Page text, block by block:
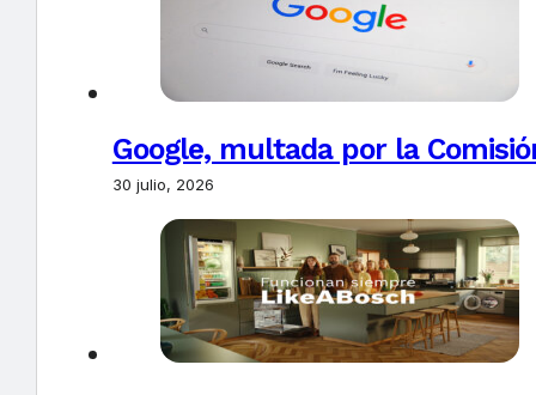
Google, multada por la
30 julio, 2026